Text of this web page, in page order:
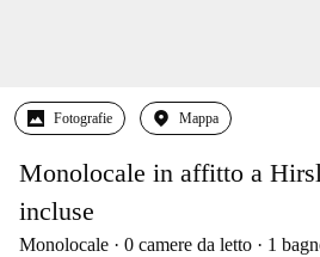
Fotografie Mappa
Monolocale in affitto a
incluse
Monolocale 0 camere da letto 1